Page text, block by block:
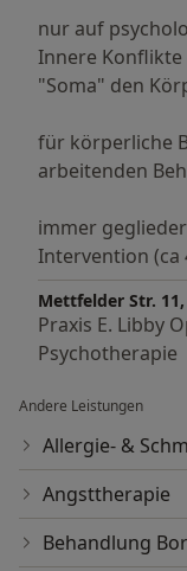
1. Die
Erlebnisse und so
an die das
-
- Essstörung:
unnormalen
- Prävention: Es
Entwicklung von
beeinflußen oder
immer
- Selbstfindung
nur auf
Innere Konflikte
"Soma" den
für körperliche
arbeitenden
immer
Intervention (ca
Mettfelder Str.
Praxis E. Libby
Psychotherapie
Andere Leistungen
Allergie- &
Angsttherapie
Behandlung